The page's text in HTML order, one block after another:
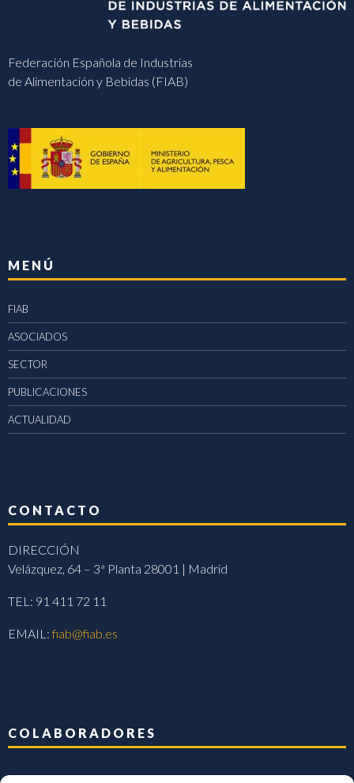
Federación Española de Industrias
de Alimentación y Bebidas (FIAB)
MENÚ
FIAB
ASOCIADOS
SECTOR
PUBLICACIONES
ACTUALIDAD
CONTACTO
DIRECCIÓN
Velázquez, 64 – 3ª Planta 28001 | Madrid
TEL: 91 411 72 11
EMAIL:fiab@fiab.es
COLABORADORES